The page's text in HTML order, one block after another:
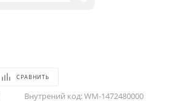
СРАВНИТЬ
Внутрений код:WM-1472480000